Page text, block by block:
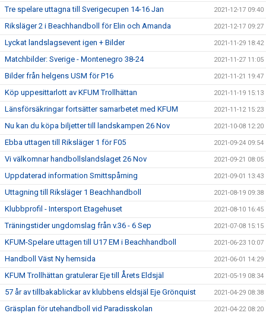
Tre spelare uttagna till Sverigecupen 14-16 Jan 2021-12-17 09:40
Riksläger 2 i Beachhandboll för Elin och Amanda 2021-12-17 09:27
Lyckat landslagsevent igen + Bilder 2021-11-29 18:42
Matchbilder: Sverige - Montenegro 38-24 2021-11-27 11:05
Bilder från helgens USM för P16 2021-11-21 19:47
Köp uppesittarlott av KFUM Trollhättan 2021-11-19 15:13
Länsförsäkringar fortsätter samarbetet med KFUM 2021-11-12 15:23
Nu kan du köpa biljetter till landskampen 26 Nov 2021-10-08 12:20
Ebba uttagen till Riksläger 1 för F05 2021-09-24 09:54
Vi välkomnar handbollslandslaget 26 Nov 2021-09-21 08:05
Uppdaterad information Smittspårning 2021-09-01 13:43
Uttagning till Riksläger 1 Beachhandboll 2021-08-19 09:38
Klubbprofil - Intersport Etagehuset 2021-08-10 16:45
Träningstider ungdomslag från v.36 - 6 Sep 2021-07-08 15:15
KFUM-Spelare uttagen till U17 EM i Beachhandboll 2021-06-23 10:07
Handboll Väst Ny hemsida 2021-06-01 14:29
KFUM Trollhättan gratulerar Eje till Årets Eldsjäl 2021-05-19 08:34
57 år av tillbakablickar av klubbens eldsjäl Eje Grönquist 2021-04-29 08:38
Gräsplan för utehandboll vid Paradisskolan 2021-04-22 08:20